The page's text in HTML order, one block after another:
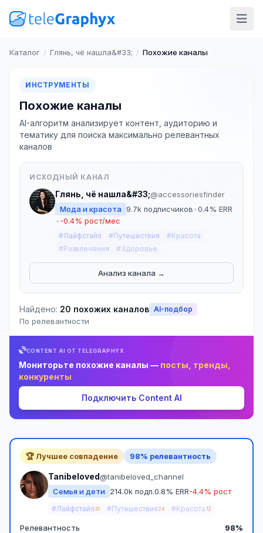
Каталог / Глянь, чё нашла&#33; / Похожие каналы
ИНСТРУМЕНТЫ
Похожие каналы
AI-алгоритм анализирует контент, аудиторию и
тематику для поиска максимально релевантных
каналов
ИСХОДНЫЙ КАНАЛ
Глянь, чё нашла&#33;@accessoriesfinder
Мода и красота
9.7k подписчиков•0.4% ERR
•-0.4% рост/мес
#Лайфстайл #Путешествия
#Красота
#Развлечения
#Здоровье
Анализ канала →
Найдено: 20 похожих каналов AI-подбор
По релевантности
CONTENT AI ОТ TELEGRAPHYX
Мониторьте похожие каналы — посты, тренды,
конкуренты
Подключить Content AI
🏆 Лучшее совпадение 98% релевантность
Tanibeloved@tanibeloved_channel
Семья и дети
214.0k подп.0.8% ERR-4.4% рост
#Лайфстайл 35 #Путешествия 24 #Красота 12
Релевантность 98%